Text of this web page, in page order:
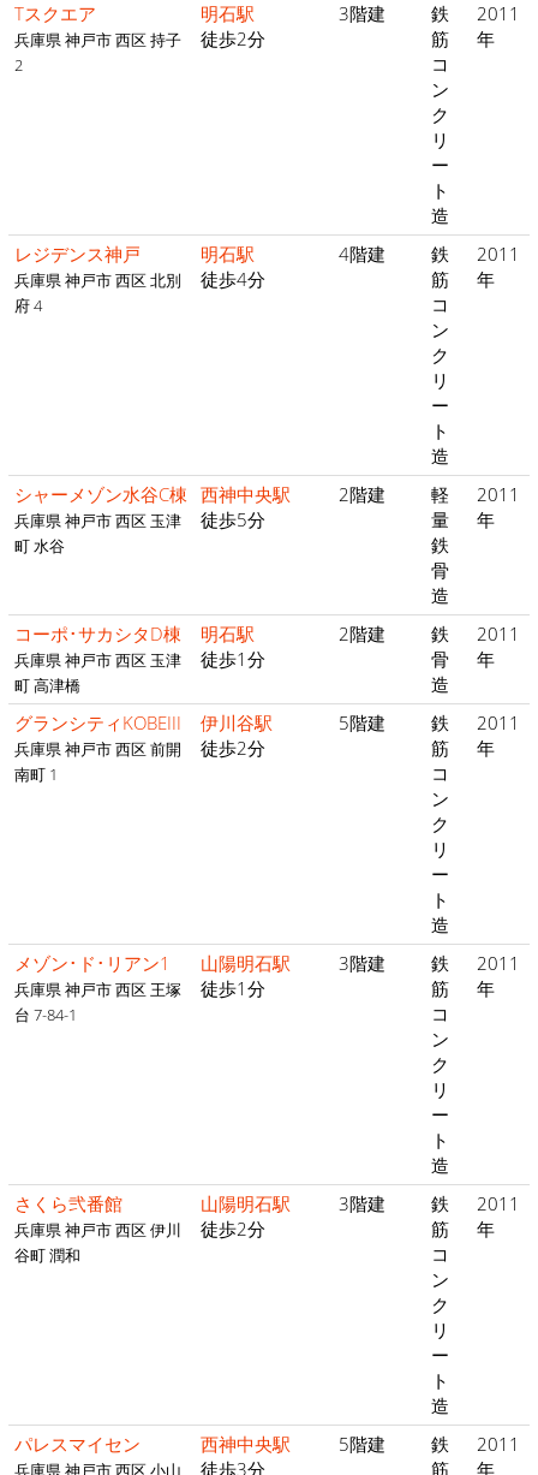
Tスクエア
兵庫県 神戸市 西区 持子
2
明石駅
徒歩2分
3階建
鉄
筋
コ
ン
ク
リ
ー
ト
造
2011
年
レジデンス神戸
兵庫県 神戸市 西区 北別
府 4
明石駅
徒歩4分
4階建
鉄
筋
コ
ン
ク
リ
ー
ト
造
2011
年
シャーメゾン水谷C棟
兵庫県 神戸市 西区 玉津
町 水谷
西神中央駅
徒歩5分
2階建
軽
量
鉄
骨
造
2011
年
コーポ･サカシタD棟
兵庫県 神戸市 西区 玉津
町 高津橋
明石駅
徒歩1分
2階建
鉄
骨
造
2011
年
グランシティKOBEIII
兵庫県 神戸市 西区 前開
南町 1
伊川谷駅
徒歩2分
5階建
鉄
筋
コ
ン
ク
リ
ー
ト
造
2011
年
メゾン･ド･リアン1
兵庫県 神戸市 西区 王塚
台 7-84-1
山陽明石駅
徒歩1分
3階建
鉄
筋
コ
ン
ク
リ
ー
ト
造
2011
年
さくら弐番館
兵庫県 神戸市 西区 伊川
谷町 潤和
山陽明石駅
徒歩2分
3階建
鉄
筋
コ
ン
ク
リ
ー
ト
造
2011
年
パレスマイセン
兵庫県 神戸市 西区 小山
西神中央駅
徒歩3分
5階建
鉄
筋
2011
年